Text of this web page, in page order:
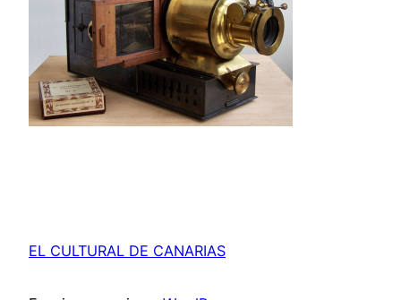
EL CULTURAL DE CANARIAS